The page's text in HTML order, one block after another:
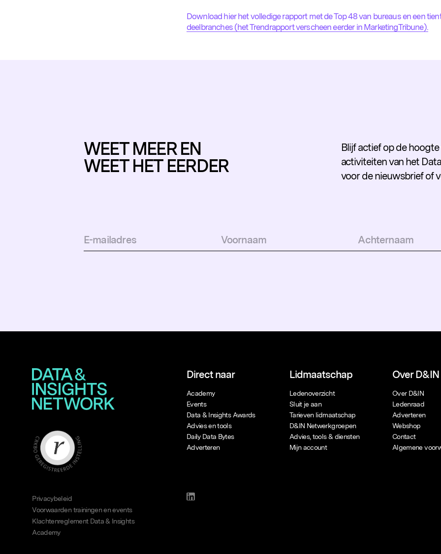
Download hier het volledige rapport met de Top 48 van bureaus en een
deelbranches (het Trendrapport verscheen eerder in MarketingTribune).
WEET MEER EN
WEET HET EERDER
Blijf actief op de
activiteiten van het
voor de nieuwsbrief of
Direct naar
Academy
Events
Data & Insights Awards
Advies en tools
Daily Data Bytes
Adverteren
Lidmaatschap
Ledenoverzicht
Sluit je aan
Tarieven lidmaatschap
D&IN Netwerkgroepen
Advies, tools & diensten
Mijn account
Over D&IN
Over D&IN
Ledenraad
Adverteren
Webshop
Contact
Algemene
Privacybeleid
Voorwaarden trainingen en events
Klachtenreglement Data & Insights
Academy